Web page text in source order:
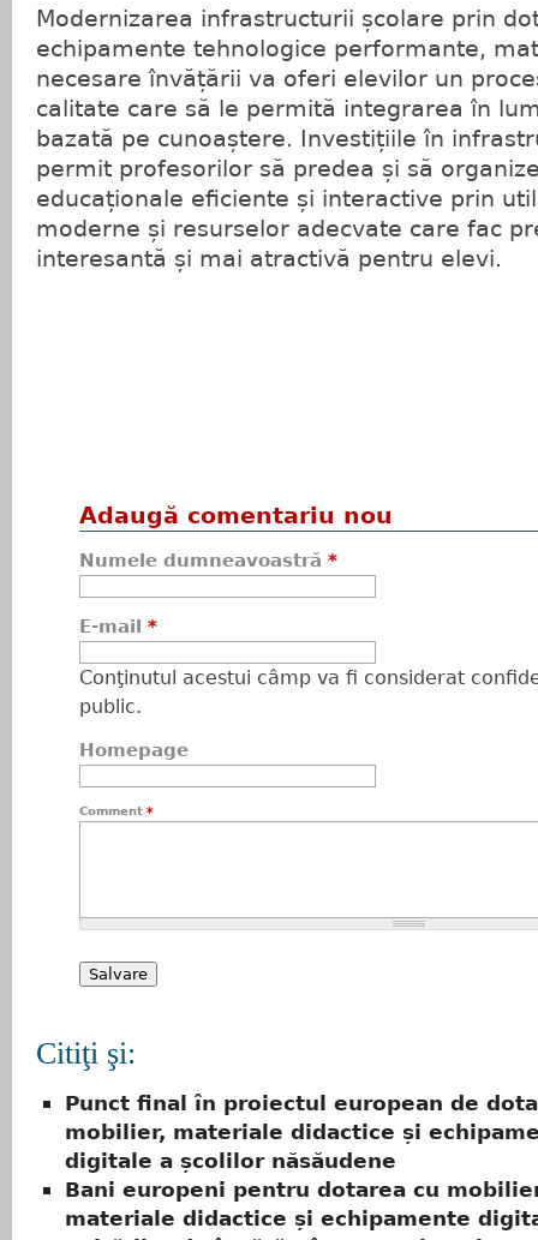
Modernizarea infrastructurii școlare prin
echipamente tehnologice performante,
necesare învățării va oferi elevilor un
calitate care să le permită integrarea în
bazată pe cunoaștere. Investițiile în
permit profesorilor să predea și să
educaționale eficiente și interactive prin
moderne și resurselor adecvate care fac
interesantă și mai atractivă pentru elevi.
Adaugă comentariu nou
Numele dumneavoastră *
E-mail *
Conţinutul acestui câmp va fi considerat
public.
Homepage
Comment *
Citiţi şi:
Punct final în proiectul european de
mobilier, materiale didactice și
digitale a școlilor năsăudene
Bani europeni pentru dotarea cu
materiale didactice și echipamente